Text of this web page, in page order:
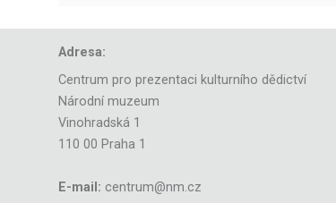
Adresa:
Centrum pro prezentaci kulturního dědictví
Národní muzeum
Vinohradská 1
110 00 Praha 1
E-mail: centrum@nm.cz